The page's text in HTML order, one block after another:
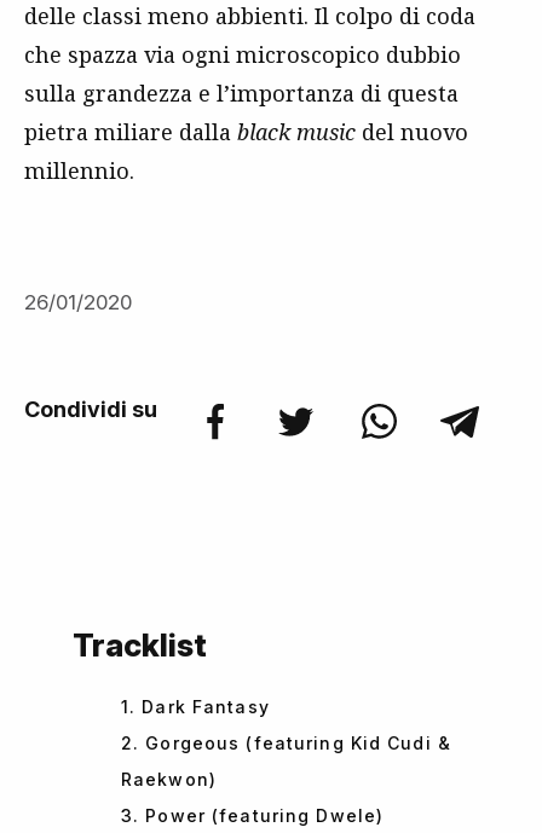
delle classi meno abbienti. Il colpo di coda
che spazza via ogni microscopico dubbio
sulla grandezza e l’importanza di questa
pietra miliare dalla black music del nuovo
millennio.
26/01/2020
Condividi su
Tracklist
1. Dark Fantasy
2. Gorgeous (featuring Kid Cudi &
Raekwon)
3. Power (featuring Dwele)